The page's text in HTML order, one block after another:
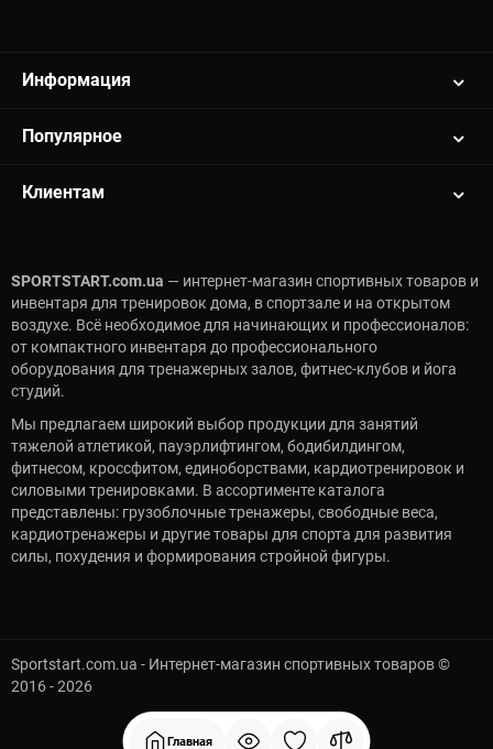
Главная
Информация
Популярное
Клиентам
SPORTSTART.com.ua — интернет-магазин спортивных товаров и
инвентаря для тренировок дома, в спортзале и на открытом
воздухе. Всё необходимое для начинающих и профессионалов:
от компактного инвентаря до профессионального
оборудования для тренажерных залов, фитнес-клубов и йога
студий.
Мы предлагаем широкий выбор продукции для занятий
тяжелой атлетикой, пауэрлифтингом, бодибилдингом,
фитнесом, кроссфитом, единоборствами, кардиотренировок и
силовыми тренировками. В ассортименте каталога
представлены: грузоблочные тренажеры, свободные веса,
кардиотренажеры и другие товары для спорта для развития
силы, похудения и формирования стройной фигуры.
Sportstart.com.ua - Интернет-магазин спортивных товаров ©
2016 - 2026